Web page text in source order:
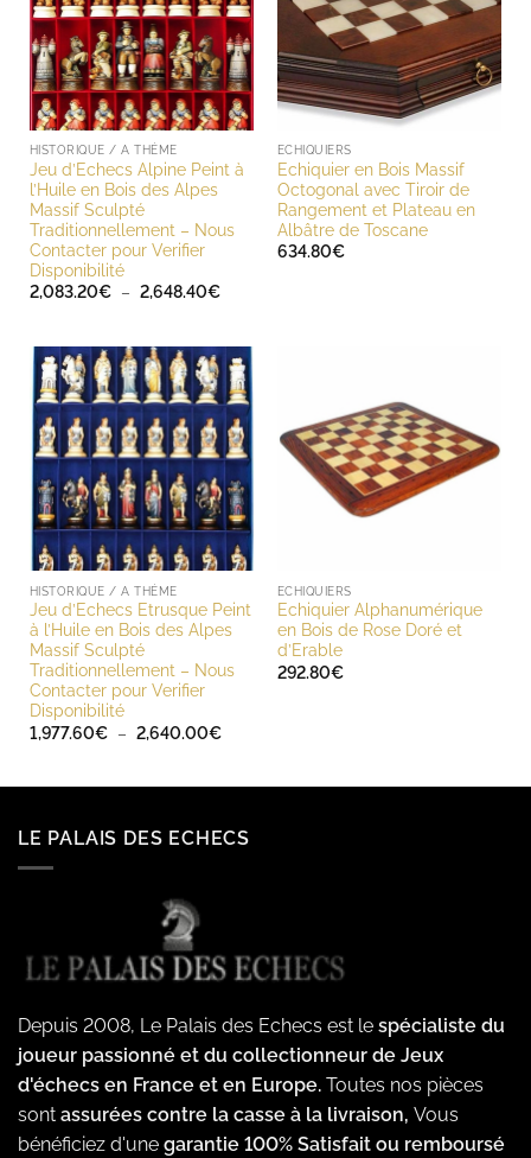
HISTORIQUE / A THÈME
Jeu d’Echecs Alpine Peint à
l’Huile en Bois des Alpes
Massif Sculpté
Traditionnellement – Nous
Contacter pour Verifier
Disponibilité
2,083.20€ – 2,648.40€Plage
à
2,648.40€
ECHIQUIERS
Echiquier en Bois Massif
Octogonal avec Tiroir de
Rangement et Plateau en
Albâtre de Toscane
634.80€
HISTORIQUE / A THÈME
Jeu d’Echecs Etrusque Peint
à l’Huile en Bois des Alpes
Massif Sculpté
Traditionnellement – Nous
Contacter pour Verifier
Disponibilité
1,977.60€ – 2,640.00€Plage
ECHIQUIERS
Echiquier Alphanumérique
en Bois de Rose Doré et
d’Erable
292.80€
LE PALAIS DES ECHECS
Depuis 2008, Le Palais des Echecs est le spécialiste du
joueur passionné et du collectionneur de Jeux
d'échecs en France et en Europe. Toutes nos pièces
sont assurées contre la casse à la livraison, Vous
bénéficiez d'une garantie 100% Satisfait ou remboursé